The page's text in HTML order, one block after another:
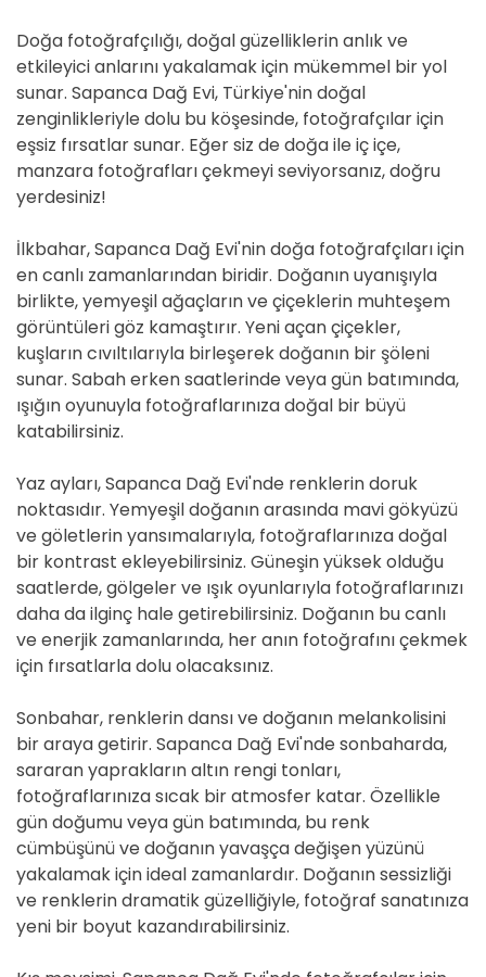
Doğa fotoğrafçılığı, doğal güzelliklerin anlık ve
etkileyici anlarını yakalamak için mükemmel bir yol
sunar. Sapanca Dağ Evi, Türkiye'nin doğal
zenginlikleriyle dolu bu köşesinde, fotoğrafçılar için
eşsiz fırsatlar sunar. Eğer siz de doğa ile iç içe,
manzara fotoğrafları çekmeyi seviyorsanız, doğru
yerdesiniz!
İlkbahar, Sapanca Dağ Evi'nin doğa fotoğrafçıları için
en canlı zamanlarından biridir. Doğanın uyanışıyla
birlikte, yemyeşil ağaçların ve çiçeklerin muhteşem
görüntüleri göz kamaştırır. Yeni açan çiçekler,
kuşların cıvıltılarıyla birleşerek doğanın bir şöleni
sunar. Sabah erken saatlerinde veya gün batımında,
ışığın oyunuyla fotoğraflarınıza doğal bir büyü
katabilirsiniz.
Yaz ayları, Sapanca Dağ Evi'nde renklerin doruk
noktasıdır. Yemyeşil doğanın arasında mavi gökyüzü
ve göletlerin yansımalarıyla, fotoğraflarınıza doğal
bir kontrast ekleyebilirsiniz. Güneşin yüksek olduğu
saatlerde, gölgeler ve ışık oyunlarıyla fotoğraflarınızı
daha da ilginç hale getirebilirsiniz. Doğanın bu canlı
ve enerjik zamanlarında, her anın fotoğrafını çekmek
için fırsatlarla dolu olacaksınız.
Sonbahar, renklerin dansı ve doğanın melankolisini
bir araya getirir. Sapanca Dağ Evi'nde sonbaharda,
sararan yaprakların altın rengi tonları,
fotoğraflarınıza sıcak bir atmosfer katar. Özellikle
gün doğumu veya gün batımında, bu renk
cümbüşünü ve doğanın yavaşça değişen yüzünü
yakalamak için ideal zamanlardır. Doğanın sessizliği
ve renklerin dramatik güzelliğiyle, fotoğraf sanatınıza
yeni bir boyut kazandırabilirsiniz.